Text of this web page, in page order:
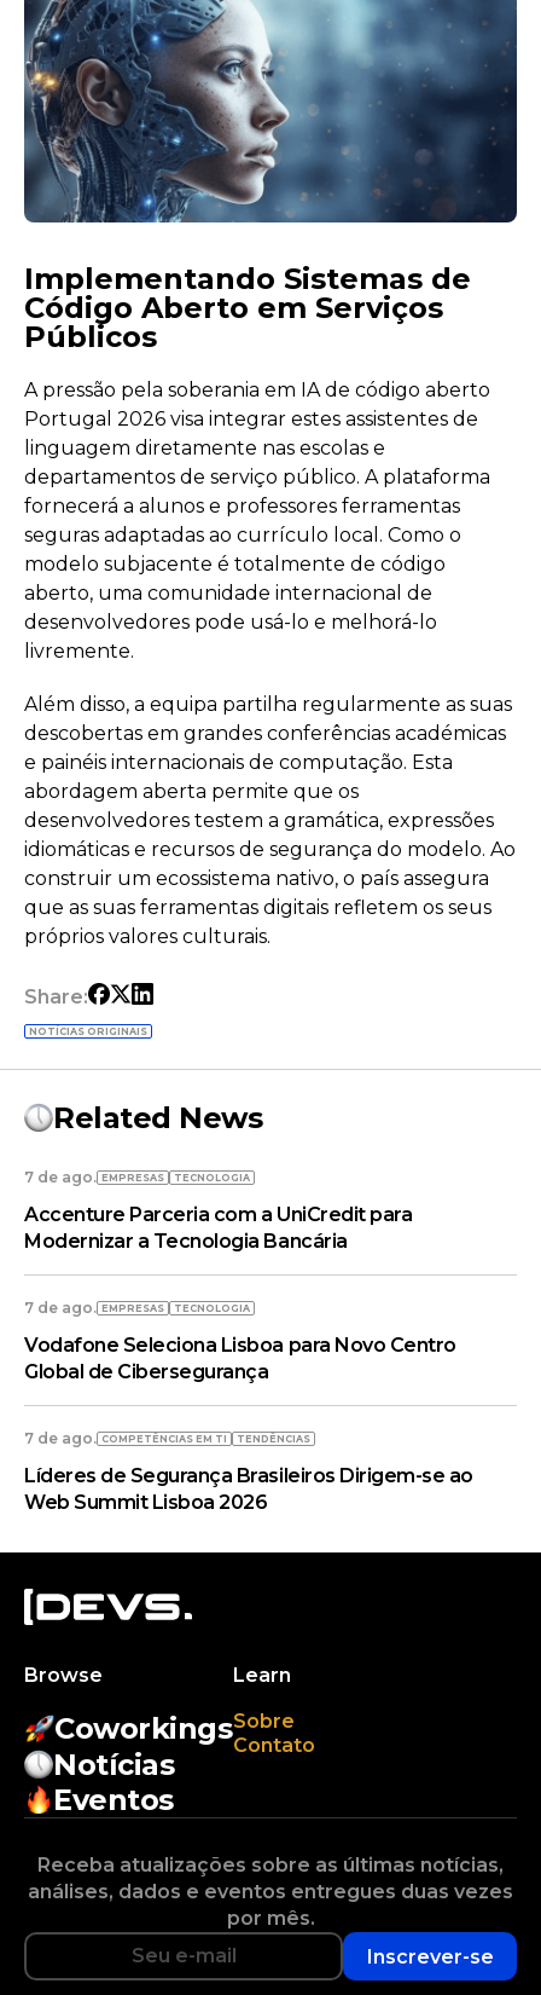
Implementando Sistemas de
Código Aberto em Serviços
Públicos
A pressão pela soberania em IA de código aberto
Portugal 2026 visa integrar estes assistentes de
linguagem diretamente nas escolas e
departamentos de serviço público. A plataforma
fornecerá a alunos e professores ferramentas
seguras adaptadas ao currículo local. Como o
modelo subjacente é totalmente de código
aberto, uma comunidade internacional de
desenvolvedores pode usá-lo e melhorá-lo
livremente.
Além disso, a equipa partilha regularmente as suas
descobertas em grandes conferências académicas
e painéis internacionais de computação. Esta
abordagem aberta permite que os
desenvolvedores testem a gramática, expressões
idiomáticas e recursos de segurança do modelo. Ao
construir um ecossistema nativo, o país assegura
que as suas ferramentas digitais refletem os seus
próprios valores culturais.
Share:
NOTÍCIAS ORIGINAIS
Related News
7 de ago. EMPRESAS TECNOLOGIA
Accenture Parceria com a UniCredit para
Modernizar a Tecnologia Bancária
7 de ago. EMPRESAS TECNOLOGIA
Vodafone Seleciona Lisboa para Novo Centro
Global de Cibersegurança
7 de ago. COMPETÊNCIAS EM TI TENDÊNCIAS
Líderes de Segurança Brasileiros Dirigem-se ao
Web Summit Lisboa 2026
Browse
Coworkings
Notícias
Eventos
Learn
Sobre
Contato
Receba atualizações sobre as últimas notícias,
análises, dados e eventos entregues duas vezes
por mês.
Inscrever-se